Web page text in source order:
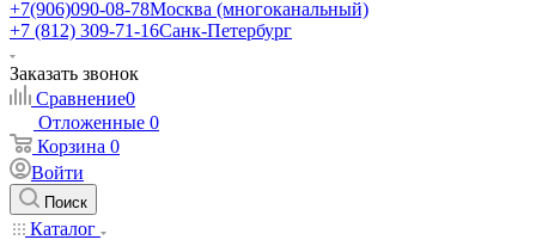
+7(906)090-08-78Москва (многоканальный)
+7 (812) 309-71-16Санк-Петербург
Заказать звонок
Сравнение0
Отложенные 0
Корзина 0
Войти
Поиск
Каталог